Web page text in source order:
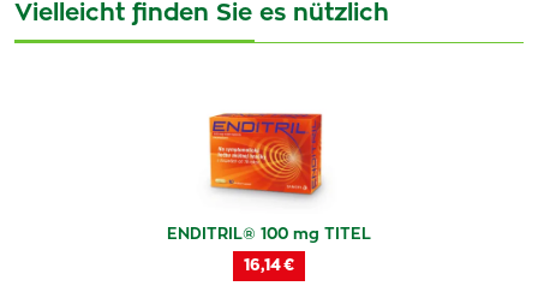
Vielleicht finden Sie es nützlich
ENDITRIL® 100 mg TITEL
16,14 €